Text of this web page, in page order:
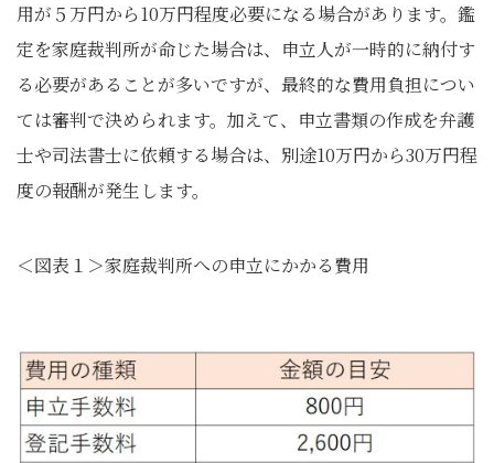
用が５万円から10万円程度必要になる場合があります。鑑
定を家庭裁判所が命じた場合は、申立人が一時的に納付す
る必要があることが多いですが、最終的な費用負担につい
ては審判で決められます。加えて、申立書類の作成を弁護
士や司法書士に依頼する場合は、別途10万円から30万円程
度の報酬が発生します。
＜図表１＞家庭裁判所への申立にかかる費用